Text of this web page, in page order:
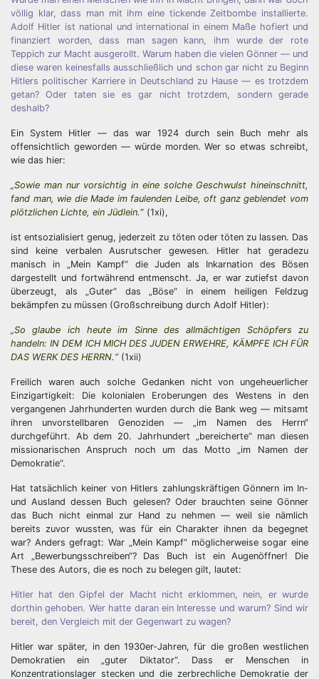
völlig klar, dass man mit ihm eine tickende Zeitbombe installierte.
Adolf Hitler ist national und international in einem Maße hofiert und
finanziert worden, dass man sagen kann, ihm wurde der rote
Teppich zur Macht ausgerollt. Warum haben die vielen Gönner — und
diese waren keinesfalls ausschließlich und schon gar nicht zu Beginn
Hitlers politischer Karriere in Deutschland zu Hause — es trotzdem
getan? Oder taten sie es gar nicht trotzdem, sondern gerade
deshalb?
Ein System Hitler — das war 1924 durch sein Buch mehr als
offensichtlich geworden — würde morden. Wer so etwas schreibt,
wie das hier:
„Sowie man nur vorsichtig in eine solche Geschwulst hineinschnitt,
fand man, wie die Made im faulenden Leibe, oft ganz geblendet vom
plötzlichen Lichte, ein Jüdlein.“ (1xi),
ist entsozialisiert genug, jederzeit zu töten oder töten zu lassen. Das
sind keine verbalen Ausrutscher gewesen. Hitler hat geradezu
manisch in „Mein Kampf“ die Juden als Inkarnation des Bösen
dargestellt und fortwährend entmenscht. Ja, er war zutiefst davon
überzeugt, als „Guter“ das „Böse“ in einem heiligen Feldzug
bekämpfen zu müssen (Großschreibung durch Adolf Hitler):
„So glaube ich heute im Sinne des allmächtigen Schöpfers zu
handeln: IN DEM ICH MICH DES JUDEN ERWEHRE, KÄMPFE ICH FÜR
DAS WERK DES HERRN.“(1xii)
Freilich waren auch solche Gedanken nicht von ungeheuerlicher
Einzigartigkeit: Die kolonialen Eroberungen des Westens in den
vergangenen Jahrhunderten wurden durch die Bank weg — mitsamt
ihren unvorstellbaren Genoziden — „im Namen des Herrn“
durchgeführt. Ab dem 20. Jahrhundert „bereicherte“ man diesen
missionarischen Anspruch noch um das Motto „im Namen der
Demokratie“.
Hat tatsächlich keiner von Hitlers zahlungskräftigen Gönnern im In-
und Ausland dessen Buch gelesen? Oder brauchten seine Gönner
das Buch nicht einmal zur Hand zu nehmen — weil sie nämlich
bereits zuvor wussten, was für ein Charakter ihnen da begegnet
war? Anders gefragt: War „Mein Kampf“ möglicherweise sogar eine
Art „Bewerbungsschreiben“? Das Buch ist ein Augenöffner! Die
These des Autors, die es noch zu belegen gilt, lautet:
Hitler hat den Gipfel der Macht nicht erklommen, nein, er wurde
dorthin gehoben. Wer hatte daran ein Interesse und warum? Sind wir
bereit, den Vergleich mit der Gegenwart zu wagen?
Hitler war später, in den 1930er-Jahren, für die großen westlichen
Demokratien ein „guter Diktator“. Dass er Menschen in
Konzentrationslager stecken und die zerbrechliche Demokratie der